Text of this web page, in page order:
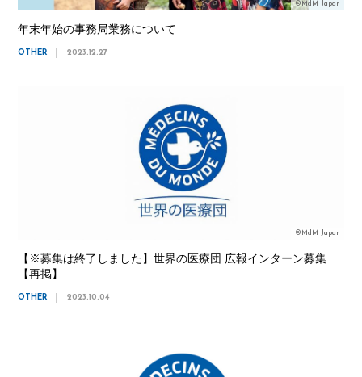
©MdM Japan
年末年始の事務局業務について
OTHER 2023.12.27
©MdM Japan
【※募集は終了しました】世界の医療団 広報インターン募集
【再掲】
OTHER 2023.10.04